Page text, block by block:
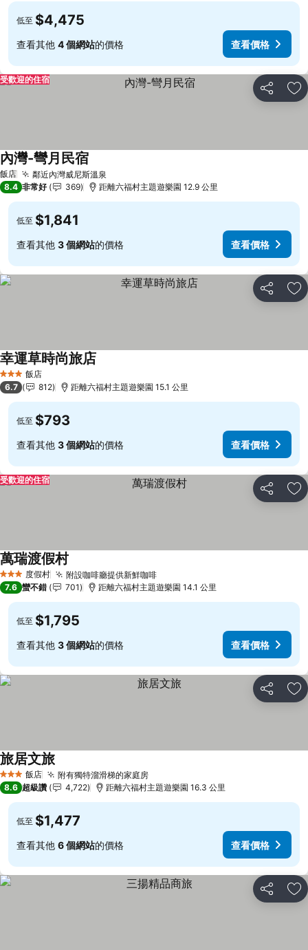
低至 $4,475
查看其他 4 個網站的價格 查看價格
分享 加
受歡迎的住宿
飯店 鄰近內灣威尼斯溫泉
內灣-彎月民宿
8.4 非常好 369 距離六福村主題遊樂園 12.9 公里
低至 $1,841
查看其他 3 個網站的價格 查看價格
分享 加
3 星級 飯店
幸運草時尚旅店
6.7 812 距離六福村主題遊樂園 15.1 公里
低至 $793
查看其他 3 個網站的價格 查看價格
分享 加
受歡迎的住宿
3 星級 度假村 附設咖啡廳提供新鮮咖啡
萬瑞渡假村
7.6 蠻不錯 701 距離六福村主題遊樂園 14.1 公里
低至 $1,795
查看其他 3 個網站的價格 查看價格
分享 加
3 星級 飯店 附有獨特溜滑梯的家庭房
旅居文旅
8.6 超級讚 4,722 距離六福村主題遊樂園 16.3 公里
低至 $1,477
查看其他 6 個網站的價格 查看價格
分享 加